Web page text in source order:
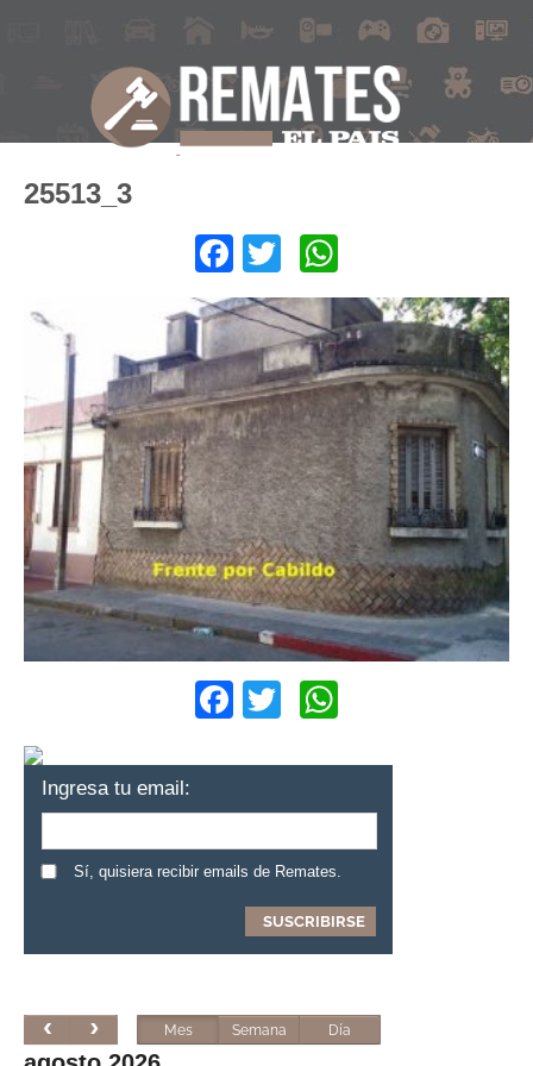
25513_3
Facebook
Twitter
Facebook
Twitter
Ingresa tu email:
Sí, quisiera recibir emails de Remates.
Mes Semana Día